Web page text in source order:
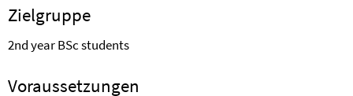
Zielgruppe
2ndyear BSc students
Voraussetzungen